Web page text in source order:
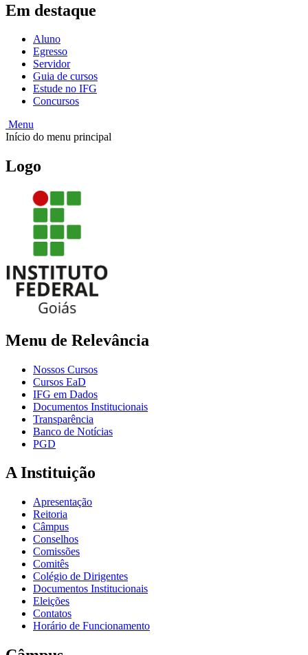
Em destaque
Aluno
Egresso
Servidor
Guia de cursos
Estude no IFG
Concursos
Menu
Início do menu principal
Logo
Menu de Relevância
Nossos Cursos
Cursos EaD
IFG em Dados
Documentos Institucionais
Transparência
Banco de Notícias
PGD
A Instituição
Apresentação
Reitoria
Câmpus
Conselhos
Comissões
Comitês
Colégio de Dirigentes
Documentos Institucionais
Eleições
Contatos
Horário de Funcionamento